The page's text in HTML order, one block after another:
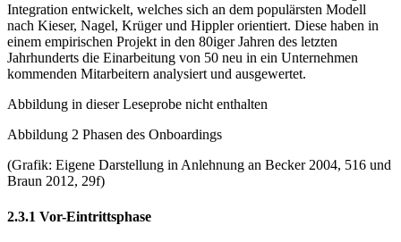
Integration entwickelt, welches sich an dem populärsten Modell
nach Kieser, Nagel, Krüger und Hippler orientiert. Diese haben in
einem empirischen Projekt in den 80iger Jahren des letzten
Jahrhunderts die Einarbeitung von 50 neu in ein Unternehmen
kommenden Mitarbeitern analysiert und ausgewertet.
Abbildung in dieser Leseprobe nicht enthalten
Abbildung 2 Phasen des Onboardings
(Grafik: Eigene Darstellung in Anlehnung an Becker 2004, 516 und
Braun 2012, 29f)
2.3.1 Vor-Eintrittsphase